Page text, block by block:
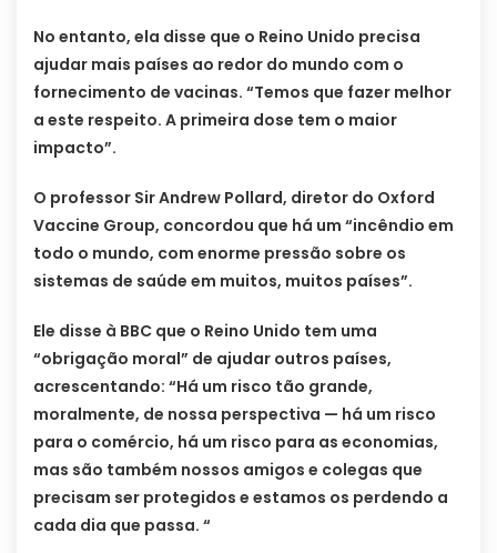
No entanto, ela disse que o Reino Unido precisa
ajudar mais países ao redor do mundo com o
fornecimento de vacinas. “Temos que fazer melhor
a este respeito. A primeira dose tem o maior
impacto”.
O professor Sir Andrew Pollard, diretor do Oxford
Vaccine Group, concordou que há um “incêndio em
todo o mundo, com enorme pressão sobre os
sistemas de saúde em muitos, muitos países”.
Ele disse à BBC que o Reino Unido tem uma
“obrigação moral” de ajudar outros países,
acrescentando: “Há um risco tão grande,
moralmente, de nossa perspectiva — há um risco
para o comércio, há um risco para as economias,
mas são também nossos amigos e colegas que
precisam ser protegidos e estamos os perdendo a
cada dia que passa. “